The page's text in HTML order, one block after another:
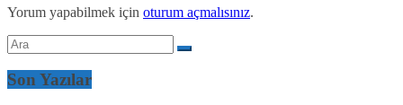
Yorum yapabilmek için oturum açmalısınız.
Son Yazılar